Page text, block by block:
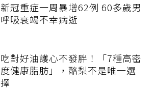
新冠重症一周暴增62例 60多歲男
呼吸衰竭不幸病逝
吃對好油護心不發胖！「7種高密
度健康脂肪」，酪梨不是唯一選
擇